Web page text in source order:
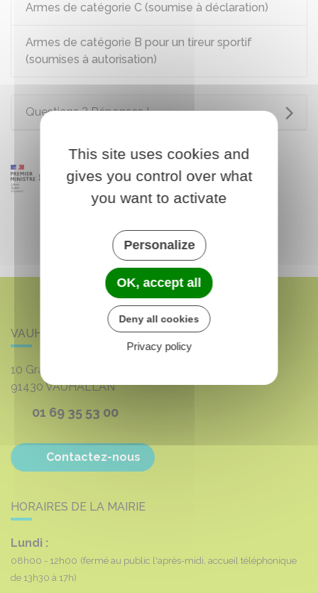
Armes de catégorie C (soumise à déclaration)
Armes de catégorie B pour un tireur sportif
(soumises à autorisation)
Questions ? Réponses !
VAUHALLAN
10 Grande rue du 8 mai 1945
91430VAUHALLAN
01 69 35 53 00
Contactez-nous
HORAIRES DE LA MAIRIE
Lundi :
08h00 - 12h00 (fermé au public l'après-midi, accueil téléphonique
de 13h30 à 17h)
This site uses cookies and
gives you control over what
you want to activate
Personalize
OK, accept all
Deny all cookies
Privacy policy